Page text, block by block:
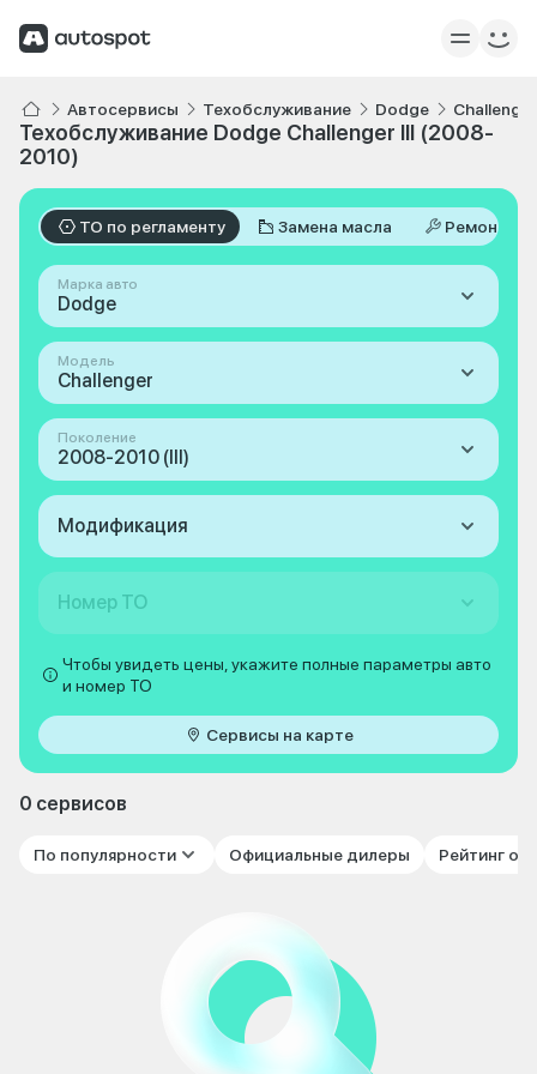
Автосервисы Техобслуживание Dodge Challenger
Техобслуживание Dodge Challenger III (2008-
2010)
ТО по регламенту Замена масла Ремонт
Марка авто
Dodge
Модель
Challenger
Поколение
2008-2010 (III)
Модификация
Номер ТО
Чтобы увидеть цены, укажите полные параметры авто
и номер ТО
Сервисы на карте
0 сервисов
По популярности Официальные дилеры Рейтинг